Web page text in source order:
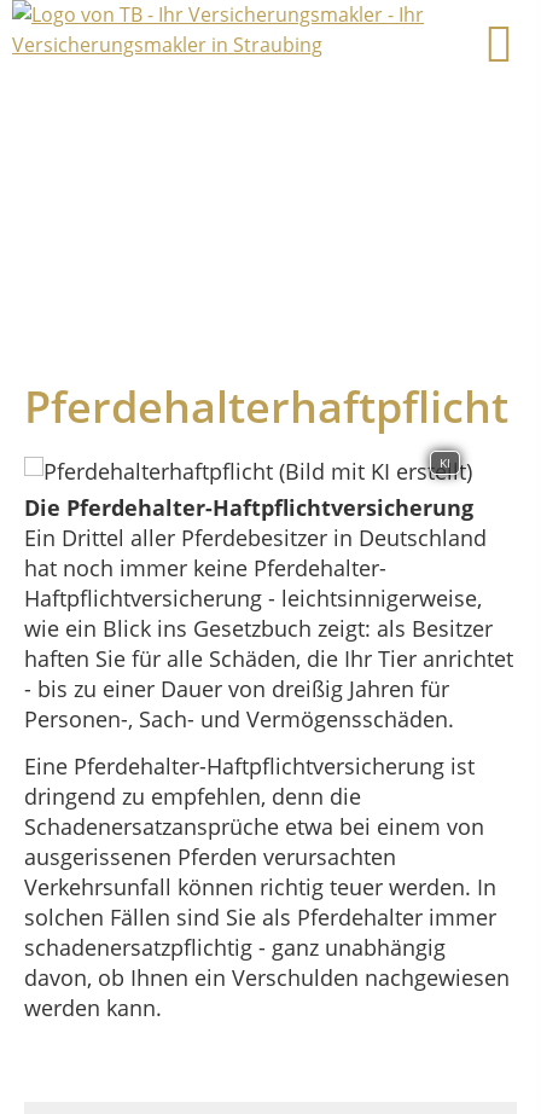
Pferdehalterhaftpflicht
KI
Die Pferdehalter-Haftpflichtversicherung
Ein Drittel aller Pferdebesitzer in Deutschland
hat noch immer keine Pferdehalter-
Haftpflichtversicherung - leichtsinnigerweise,
wie ein Blick ins Gesetzbuch zeigt: als Besitzer
haften Sie für alle Schäden, die Ihr Tier anrichtet
- bis zu einer Dauer von dreißig Jahren für
Personen-, Sach- und Vermögensschäden.
Eine Pferdehalter-Haftpflichtversicherung ist
dringend zu empfehlen, denn die
Schadenersatzansprüche etwa bei einem von
ausgerissenen Pferden verursachten
Verkehrsunfall können richtig teuer werden. In
solchen Fällen sind Sie als Pferdehalter immer
schadenersatzpflichtig - ganz unabhängig
davon, ob Ihnen ein Verschulden nachgewiesen
werden kann.